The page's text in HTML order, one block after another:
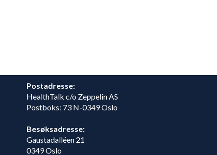
Postadresse:
HealthTalk c/o Zeppelin AS
Postboks: 73 N-0349 Oslo
Besøksadresse:
Gaustadalléen 21
0349 Oslo